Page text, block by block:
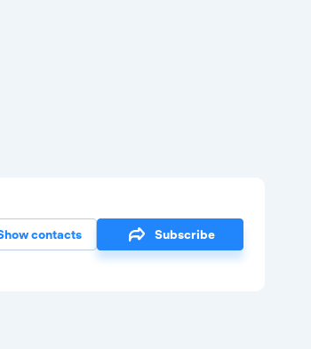
contacts Subscribe